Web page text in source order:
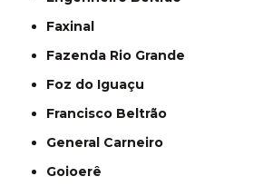
Faxinal
Fazenda Rio Grande
Foz do Iguaçu
Francisco Beltrão
General Carneiro
Goioerê